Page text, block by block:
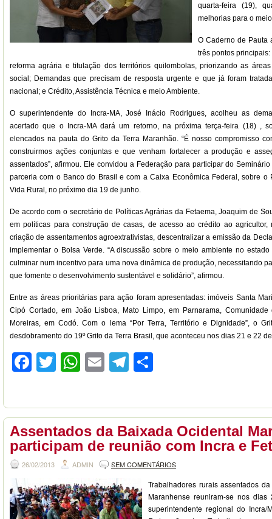
quarta-feira (19),
melhorias para o
O Caderno de Pauta
três pontos
reforma agrária e titulação dos territórios quilombolas, priorizando as
social; Demandas que precisam de resposta urgente e que já foram
nacional; e Crédito, Assistência Técnica e meio Ambiente.
O superintendente do Incra-MA, José Inácio Rodrigues, acolheu as
acertado que o Incra-MA dará um retorno, na próxima terça-feira (18) ,
elencados na pauta do Grito da Terra Maranhão. “É nosso compromisso
construirmos ações conjuntas e que venham fortalecer a produção e
assentados”, afirmou. Ele convidou a Federação para participar do
parceria com o Banco do Brasil e com a Caixa Econômica Federal, sobre o
Vida Rural, no próximo dia 19 de junho.
De acordo com o secretário de Políticas Agrárias da Fetaema, Joaquim de
em políticas para construção de casas, de acesso ao crédito ao agricultor,
criação de assentamentos agroextrativistas, descentralizar a emissão da
implementar o Bolsa Verde. “A discussão sobre o meio ambiente no
culminar num incentivo para uma nova dinâmica de produção, necessitando
que fomente o desenvolvimento sustentável e solidário”, afirmou.
Entre as áreas prioritárias para ação foram apresentadas: imóveis Santa
Cipó Cortado, em João Lisboa, Mato Limpo, em Parnarama,
Moreiras, em Codó. Com o lema “Por Terra, Território e Dignidade”, o
desdobramento do 19º Grito da Terra Brasil, que aconteceu nos dias 21 e 22
Facebook
Twitter
WhatsApp
EmailTelegram
Assentados da Baixada Ocidental
participam de reunião com Incra e
26/02/2013 ADMIN SEM COMENTÁRIOS
Trabalhadores rurais assentados
Maranhense reuniram-se nos
superintendente regional do